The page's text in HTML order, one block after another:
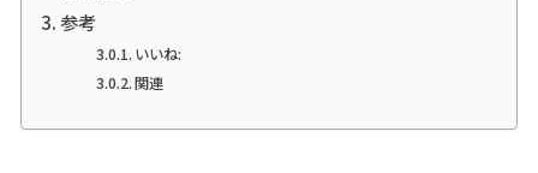
参考
いいね:
関連